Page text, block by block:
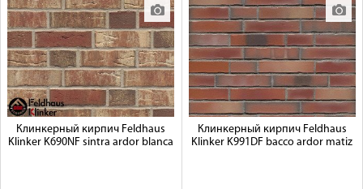
Клинкерный кирпич Feldhaus
Klinker K690NF sintra ardor blanca
Клинкерный кирпич Feldhaus
Klinker K991DF bacco ardor matiz